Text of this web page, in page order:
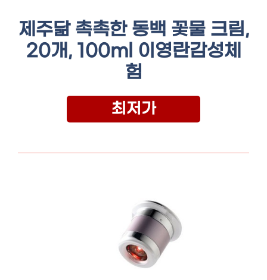
제주닮 촉촉한 동백 꽃물 크림,
20개, 100ml 이영란감성체
험
최저가